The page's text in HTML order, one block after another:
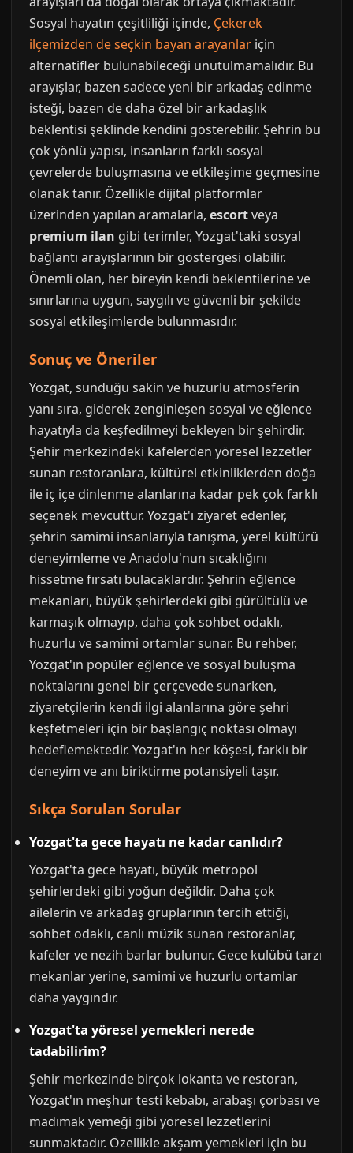
Sosyal hayatın çeşitliliği içinde, Çekerek
ilçemizden de seçkin bayan arayanlar için
alternatifler bulunabileceği unutulmamalıdır. Bu
arayışlar, bazen sadece yeni bir arkadaş edinme
isteği, bazen de daha özel bir arkadaşlık
beklentisi şeklinde kendini gösterebilir. Şehrin bu
çok yönlü yapısı, insanların farklı sosyal
çevrelerde buluşmasına ve etkileşime geçmesine
olanak tanır. Özellikle dijital platformlar
üzerinden yapılan aramalarla, escortveya
premium ilan gibi terimler, Yozgat'taki sosyal
bağlantı arayışlarının bir göstergesi olabilir.
Önemli olan, her bireyin kendi beklentilerine ve
sınırlarına uygun, saygılı ve güvenli bir şekilde
sosyal etkileşimlerde bulunmasıdır.
Sonuç ve Öneriler
Yozgat, sunduğu sakin ve huzurlu atmosferin
yanı sıra, giderek zenginleşen sosyal ve eğlence
hayatıyla da keşfedilmeyi bekleyen bir şehirdir.
Şehir merkezindeki kafelerden yöresel lezzetler
sunan restoranlara, kültürel etkinliklerden doğa
ile iç içe dinlenme alanlarına kadar pek çok farklı
seçenek mevcuttur. Yozgat'ı ziyaret edenler,
şehrin samimi insanlarıyla tanışma, yerel kültürü
deneyimleme ve Anadolu'nun sıcaklığını
hissetme fırsatı bulacaklardır. Şehrin eğlence
mekanları, büyük şehirlerdeki gibi gürültülü ve
karmaşık olmayıp, daha çok sohbet odaklı,
huzurlu ve samimi ortamlar sunar. Bu rehber,
Yozgat'ın popüler eğlence ve sosyal buluşma
noktalarını genel bir çerçevede sunarken,
ziyaretçilerin kendi ilgi alanlarına göre şehri
keşfetmeleri için bir başlangıç noktası olmayı
hedeflemektedir. Yozgat'ın her köşesi, farklı bir
deneyim ve anı biriktirme potansiyeli taşır.
Sıkça Sorulan Sorular
Yozgat'ta gece hayatı ne kadar canlıdır?
Yozgat'ta gece hayatı, büyük metropol
şehirlerdeki gibi yoğun değildir. Daha çok
ailelerin ve arkadaş gruplarının tercih ettiği,
sohbet odaklı, canlı müzik sunan restoranlar,
kafeler ve nezih barlar bulunur. Gece kulübü tarzı
mekanlar yerine, samimi ve huzurlu ortamlar
daha yaygındır.
Yozgat'ta yöresel yemekleri nerede
tadabilirim?
Şehir merkezinde birçok lokanta ve restoran,
Yozgat'ın meşhur testi kebabı, arabaşı çorbası ve
madımak yemeği gibi yöresel lezzetlerini
sunmaktadır. Özellikle akşam yemekleri için bu